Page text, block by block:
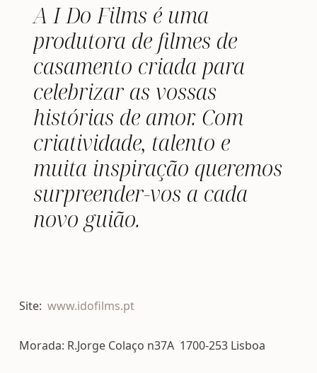
A I Do Films é uma
produtora de filmes de
casamento criada para
celebrizar as vossas
histórias de amor. Com
criatividade, talento e
muita inspiração queremos
surpreender-vos a cada
novo guião.
Site:www.idofilms.pt
Morada: R.Jorge Colaço n37A 1700-253 Lisboa